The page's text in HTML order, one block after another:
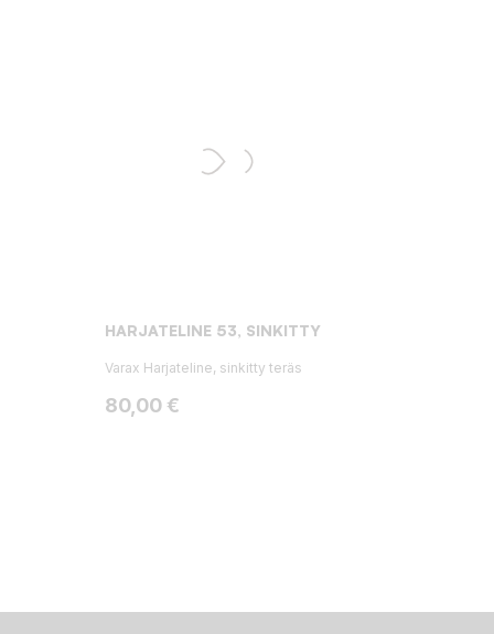
HARJATELINE 53, SINKITTY
Varax Harjateline, sinkitty teräs
Hinta
80,00 €